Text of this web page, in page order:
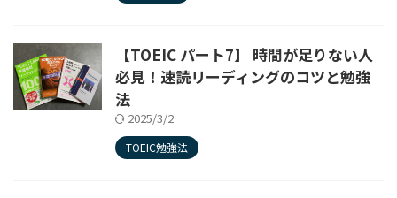
【TOEIC パート7】 時間が足りない人
必見！速読リーディングのコツと勉強
法
2025/3/2
TOEIC勉強法